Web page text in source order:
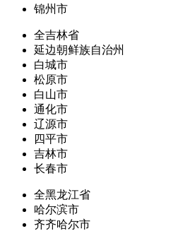
锦州市
全吉林省
延边朝鲜族自治州
白城市
松原市
白山市
通化市
辽源市
四平市
吉林市
长春市
全黑龙江省
哈尔滨市
齐齐哈尔市